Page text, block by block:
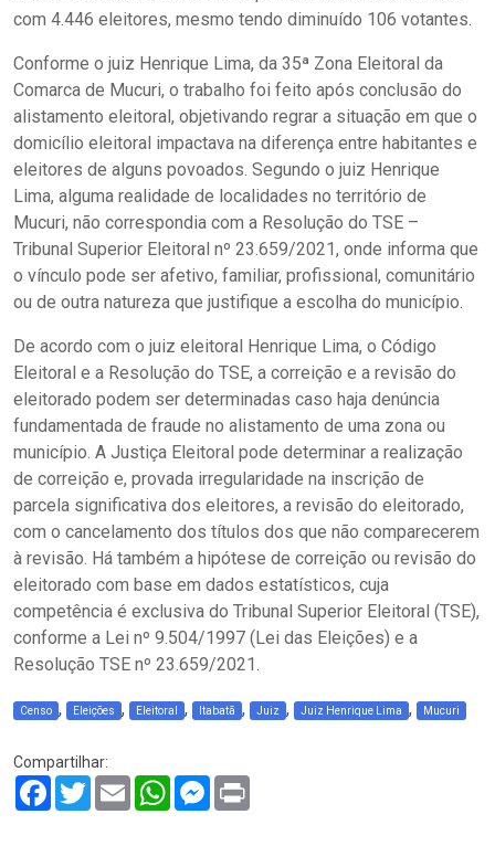
com 4.446 eleitores, mesmo tendo diminuído 106 votantes.
Conforme o juiz Henrique Lima, da 35ª Zona Eleitoral da
Comarca de Mucuri, o trabalho foi feito após conclusão do
alistamento eleitoral, objetivando regrar a situação em que o
domicílio eleitoral impactava na diferença entre habitantes e
eleitores de alguns povoados. Segundo o juiz Henrique
Lima, alguma realidade de localidades no território de
Mucuri, não correspondia com a Resolução do TSE –
Tribunal Superior Eleitoral nº 23.659/2021, onde informa que
o vínculo pode ser afetivo, familiar, profissional, comunitário
ou de outra natureza que justifique a escolha do município.
De acordo com o juiz eleitoral Henrique Lima, o Código
Eleitoral e a Resolução do TSE, a correição e a revisão do
eleitorado podem ser determinadas caso haja denúncia
fundamentada de fraude no alistamento de uma zona ou
município. A Justiça Eleitoral pode determinar a realização
de correição e, provada irregularidade na inscrição de
parcela significativa dos eleitores, a revisão do eleitorado,
com o cancelamento dos títulos dos que não comparecerem
à revisão. Há também a hipótese de correição ou revisão do
eleitorado com base em dados estatísticos, cuja
competência é exclusiva do Tribunal Superior Eleitoral (TSE),
conforme a Lei nº 9.504/1997 (Lei das Eleições) e a
Resolução TSE nº 23.659/2021.
Censo , Eleições , Eleitoral , Itabatã , Juiz , Juiz Henrique Lima , Mucuri
Compartilhar:
Facebook
TwitterEmail WhatsAppMessenger